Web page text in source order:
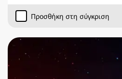
Προσθήκη στη σύγκριση